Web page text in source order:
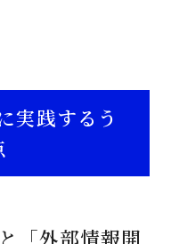
実践するう
「外部情報開